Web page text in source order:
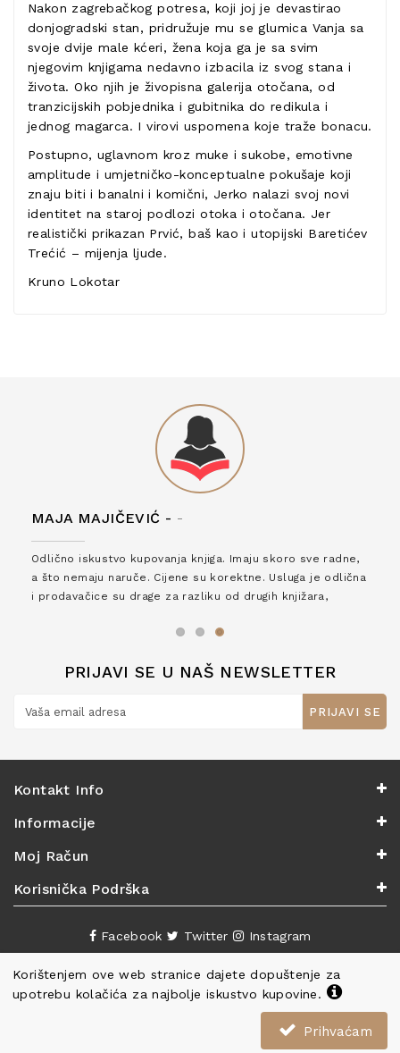
Nakon zagrebačkog potresa, koji joj je devastirao
donjogradski stan, pridružuje mu se glumica Vanja sa
svoje dvije male kćeri, žena koja ga je sa svim
njegovim knjigama nedavno izbacila iz svog stana i
života. Oko njih je živopisna galerija otočana, od
tranzicijskih pobjednika i gubitnika do redikula i
jednog magarca. I virovi uspomena koje traže bonacu.
Postupno, uglavnom kroz muke i sukobe, emotivne
amplitude i umjetničko-konceptualne pokušaje koji
znaju biti i banalni i komični, Jerko nalazi svoj novi
identitet na staroj podlozi otoka i otočana. Jer
realistički prikazan Prvić, baš kao i utopijski Baretićev
Trećić – mijenja ljude.
Kruno Lokotar
Korištenjem ove web stranice dajete dopuštenje za
upotrebu kolačića za najbolje iskustvo kupovine.
Prihvaćam
MAJA MAJIČEVIĆ - -
Odlično iskustvo kupovanja knjiga. Imaju skoro sve radne,
a što nemaju naruče. Cijene su korektne. Usluga je odlična
i prodavačice su drage za razliku od drugih knjižara,
PRIJAVI SE U NAŠ NEWSLETTER
PRIJAVI SE
Kontakt Info
Informacije
Moj Račun
Korisnička Podrška
Facebook Twitter Instagram